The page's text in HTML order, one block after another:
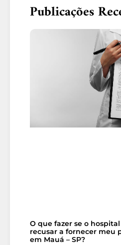
Publicações
O que fazer se o
recusar a fornecer meu
em Mauá – SP?